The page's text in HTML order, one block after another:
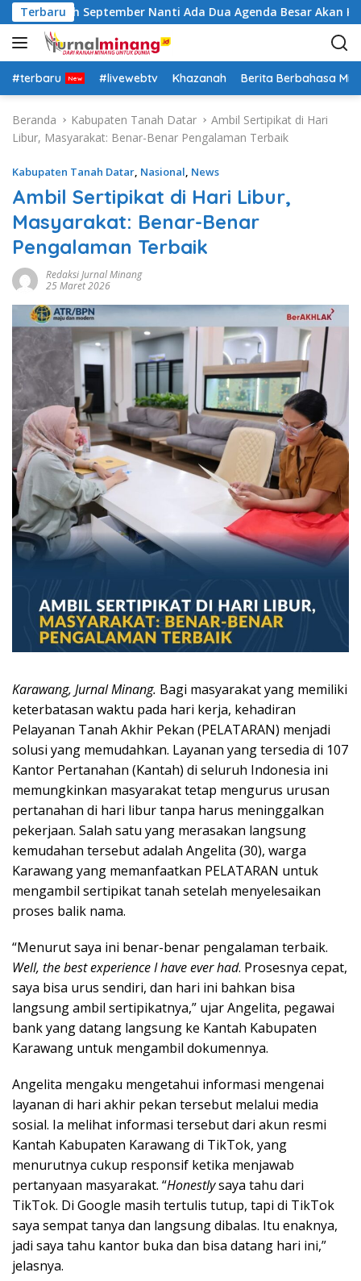
a
g
u
Terbaru
Allah September Nanti Ada Dua Agenda Besar Akan Kita
#terbaru #livewebtv Khazanah Berita Berbahasa
Beranda Kabupaten Tanah Datar
Ambil Sertipikat di Hari
Libur, Masyarakat: Benar-Benar Pengalaman Terbaik
Kabupaten Tanah Datar, Nasional, News
Ambil Sertipikat di Hari Libur,
Masyarakat: Benar-Benar
Pengalaman Terbaik
Redaksi Jurnal Minang
25 Maret 2026
Karawang, Jurnal Minang. Bagi masyarakat yang memiliki
keterbatasan waktu pada hari kerja, kehadiran
Pelayanan Tanah Akhir Pekan (PELATARAN) menjadi
solusi yang memudahkan. Layanan yang tersedia di 107
Kantor Pertanahan (Kantah) di seluruh Indonesia ini
memungkinkan masyarakat tetap mengurus urusan
pertanahan di hari libur tanpa harus meninggalkan
pekerjaan. Salah satu yang merasakan langsung
kemudahan tersebut adalah Angelita (30), warga
Karawang yang memanfaatkan PELATARAN untuk
mengambil sertipikat tanah setelah menyelesaikan
proses balik nama.
“Menurut saya ini benar-benar pengalaman terbaik.
Well, the best experience I have ever had. Prosesnya cepat,
saya bisa urus sendiri, dan hari ini bahkan bisa
langsung ambil sertipikatnya,” ujar Angelita, pegawai
bank yang datang langsung ke Kantah Kabupaten
Karawang untuk mengambil dokumennya.
Angelita mengaku mengetahui informasi mengenai
layanan di hari akhir pekan tersebut melalui media
sosial. Ia melihat informasi tersebut dari akun resmi
Kantah Kabupaten Karawang di TikTok, yang
menurutnya cukup responsif ketika menjawab
pertanyaan masyarakat. “Honestlysaya tahu dari
TikTok. Di Google masih tertulis tutup, tapi di TikTok
saya sempat tanya dan langsung dibalas. Itu enaknya,
jadi saya tahu kantor buka dan bisa datang hari ini,”
jelasnya.